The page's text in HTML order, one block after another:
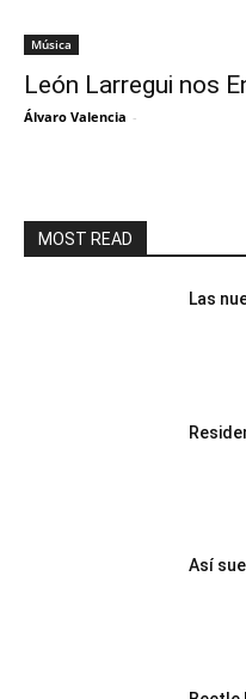
Música
León Larregui nos
Álvaro Valencia -
MOST READ
Las
Así